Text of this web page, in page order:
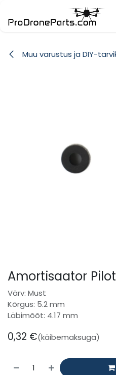
Muu varustus ja DIY-
Amortisaator
Värv: Must
Kõrgus: 5.2 mm
Läbimõõt: 4.17 mm
0,32 €(käibemaksuga)